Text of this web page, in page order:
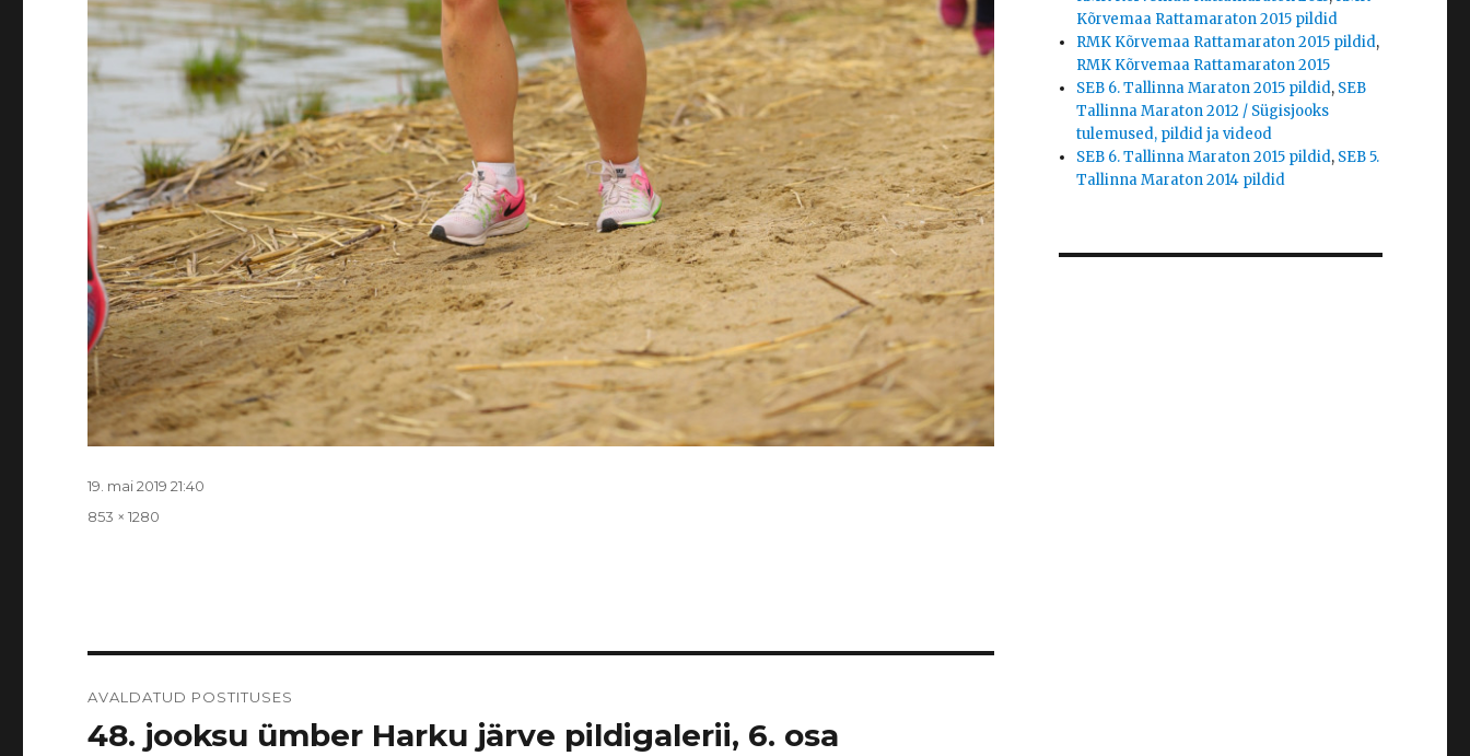
Postitatud
19. mai 2019 21:40
Täissuurus
853 × 1280
AVALDATUD POSTITUSES
48. jooksu ümber Harku järve pildigalerii, 6. osa
Kõrvemaa Rattamaraton 2015 pildid
RMK Kõrvemaa Rattamaraton 2015 pildid,
RMK Kõrvemaa Rattamaraton 2015
SEB 6. Tallinna Maraton 2015 pildid, SEB
Tallinna Maraton 2012 / Sügisjooks
tulemused, pildid ja videod
SEB 6. Tallinna Maraton 2015 pildid, SEB 5.
Tallinna Maraton 2014 pildid